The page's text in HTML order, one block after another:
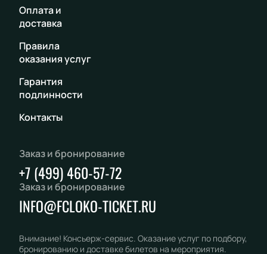
Оплата и
доставка
Правила
оказания услуг
Гарантия
подлинности
Контакты
Заказ и бронирование
+7 (499) 460-57-72
Заказ и бронирование
INFO@FCLOKO-TICKET.RU
Внимание! Консьерж-сервис. Оказание услуг по подбору,
бронированию и доставке билетов на мероприятия.